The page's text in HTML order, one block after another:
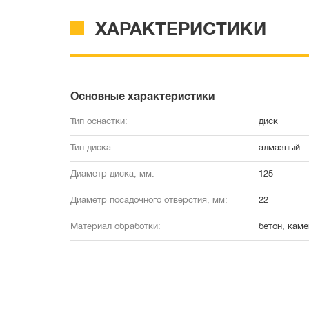
ХАРАКТЕРИСТИКИ
Основные характеристики
Тип оснастки: диск
Тип диска: алмазный
Диаметр диска, мм: 125
Диаметр посадочного отверстия, мм: 22
Материал обработки: бетон,